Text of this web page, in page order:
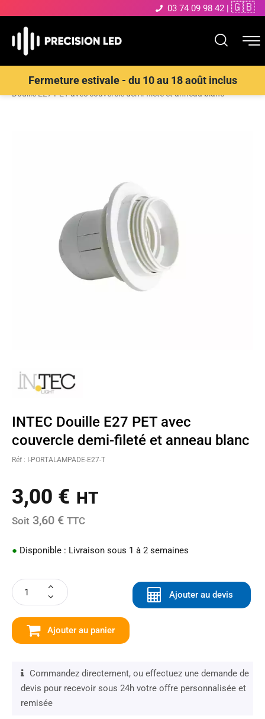
03 74 09 98 42 | 🇬🇧
Fermeture estivale - du 10 au 18 août inclus
Accueil>Boutique>ECLAIRAGE INTERIEUR LED>Douille>INTEC
Douille E27 PET avec couvercle demi-fileté et anneau blanc
INTEC Douille E27 PET avec
couvercle demi-fileté et anneau blanc
Réf : I-PORTALAMPADE-E27-T
3,00 € HT
Soit 3,60 € TTC
● Disponible : Livraison sous 1 à 2 semaines
Ajouter au panier
Ajouter au devis
Commandez directement, ou effectuez une demande de
devis pour recevoir sous 24h votre offre personnalisée et
remisée